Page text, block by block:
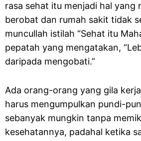
rasa sehat itu menjadi hal yang
berobat dan rumah sakit tidak
muncullah istilah “Sehat itu
pepatah yang mengatakan,
daripada mengobati.”
Ada orang-orang yang gila
harus mengumpulkan pundi-
sebanyak mungkin tanpa
kesehatannya, padahal ketika